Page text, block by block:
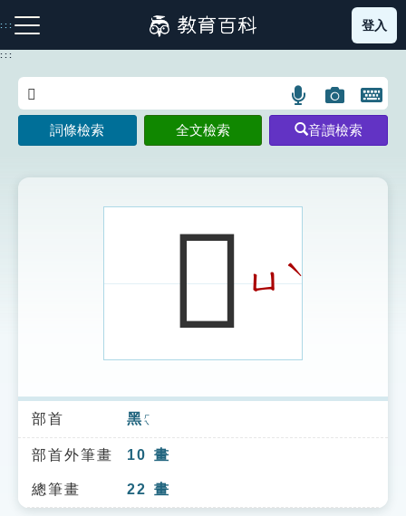
到
主
:::
注音索引圖示 筆畫索引圖示 部首索引表圖示
索引選單
知識索引
單字索引
登入
:::
語
言
搜
示
圖
片
搜
開
鍵
圖
詞條檢索 全文檢索 音讀檢索
𪒃ㄩ ˋ
部首 黑 ㄏㄟ
部首外筆畫 10 畫
總筆畫 22 畫